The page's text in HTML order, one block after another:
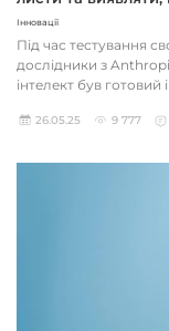
Інновації
Під час тестування
дослідники з
інтелект був готовий
26.05.25 9 777